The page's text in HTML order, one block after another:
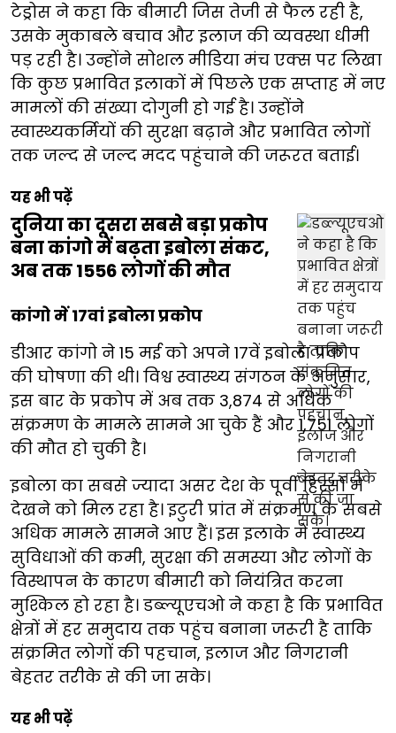
टेड्रोस ने कहा कि बीमारी जिस तेजी से फैल रही है,
उसके मुकाबले बचाव और इलाज की व्यवस्था धीमी
पड़ रही है। उन्होंने सोशल मीडिया मंच एक्स पर लिखा
कि कुछ प्रभावित इलाकों में पिछले एक सप्ताह में नए
मामलों की संख्या दोगुनी हो गई है। उन्होंने
स्वास्थ्यकर्मियों की सुरक्षा बढ़ाने और प्रभावित लोगों
तक जल्द से जल्द मदद पहुंचाने की जरूरत बताई।
यह भी पढ़ें
दुनिया का दूसरा सबसे बड़ा प्रकोप
बना कांगो में बढ़ता इबोला संकट,
अब तक 1556 लोगों की मौत
कांगो में 17वां इबोला प्रकोप
डीआर कांगो ने 15 मई को अपने 17वें इबोला प्रकोप
की घोषणा की थी। विश्व स्वास्थ्य संगठन के अनुसार,
इस बार के प्रकोप में अब तक 3,874 से अधिक
संक्रमण के मामले सामने आ चुके हैं और 1,751 लोगों
की मौत हो चुकी है।
इबोला का सबसे ज्यादा असर देश के पूर्वी हिस्सों में
देखने को मिल रहा है। इटुरी प्रांत में संक्रमण के सबसे
अधिक मामले सामने आए हैं। इस इलाके में स्वास्थ्य
सुविधाओं की कमी, सुरक्षा की समस्या और लोगों के
विस्थापन के कारण बीमारी को नियंत्रित करना
मुश्किल हो रहा है। डब्ल्यूएचओ ने कहा है कि प्रभावित
क्षेत्रों में हर समुदाय तक पहुंच बनाना जरूरी है ताकि
संक्रमित लोगों की पहचान, इलाज और निगरानी
बेहतर तरीके से की जा सके।
यह भी पढ़ें